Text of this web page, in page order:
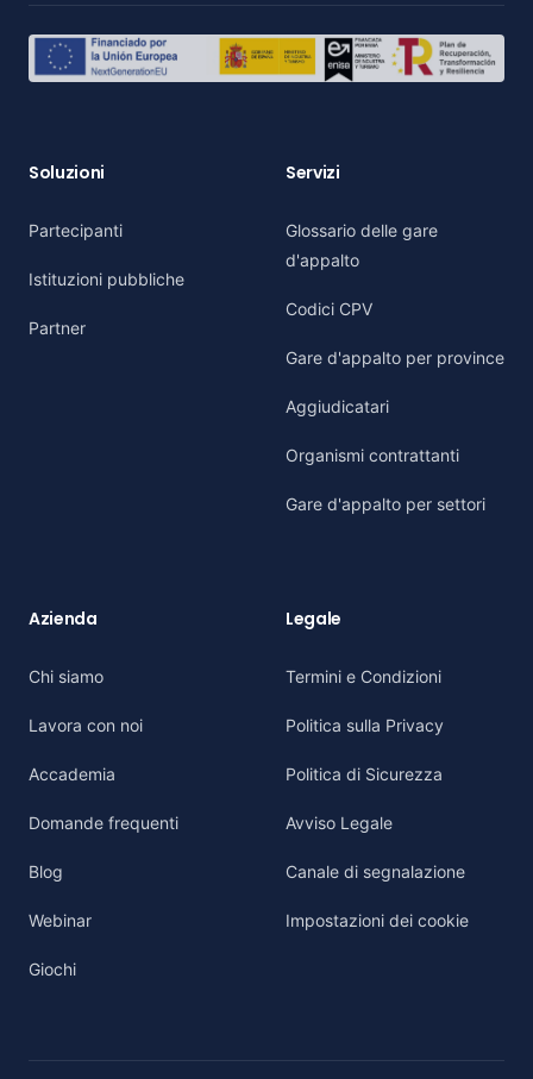
Soluzioni
Partecipanti
Istituzioni pubbliche
Partner
Servizi
Glossario delle gare
d'appalto
Codici CPV
Gare d'appalto per province
Aggiudicatari
Organismi contrattanti
Gare d'appalto per settori
Azienda
Chi siamo
Lavora con noi
Accademia
Domande frequenti
Blog
Webinar
Giochi
Legale
Termini e Condizioni
Politica sulla Privacy
Politica di Sicurezza
Avviso Legale
Canale di segnalazione
Impostazioni dei cookie